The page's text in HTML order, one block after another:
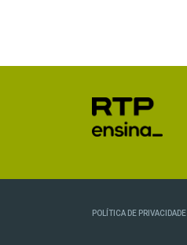
POLÍTICA DE PRIVACIDADE